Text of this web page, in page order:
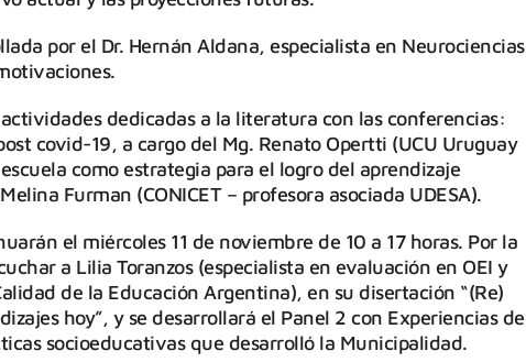
por el Dr. Hernán Aldana, especialista en Neurociencias
dedicadas a la literatura con las conferencias:
covid-19, a cargo del Mg. Renato Opertti (UCU Uruguay
como estrategia para el logro del aprendizaje
Furman (CONICET – profesora asociada UDESA).
el miércoles 11 de noviembre de 10 a 17 horas. Por la
a Lilia Toranzos (especialista en evaluación en OEI y
de la Educación Argentina), en su disertación “(Re)
hoy”, y se desarrollará el Panel 2 con Experiencias de
socioeducativas que desarrolló la Municipalidad.